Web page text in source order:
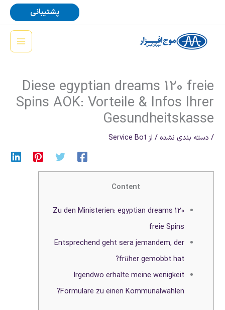
پشتیبانی
Diese egyptian dreams 120 freie
Spins AOK: Vorteile & Infos Ihrer
Gesundheitskasse
/ دسته بندی نشده/ از Service Bot
Content
Zu den Ministerien: egyptian dreams 120
freie Spins
Entsprechend geht sera jemandem, der
früher gemobbt hat?
Irgendwo erhalte meine wenigkeit
Formulare zu einen Kommunalwahlen?